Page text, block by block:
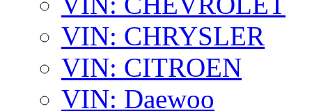
VIN: CHRYSLER
VIN: CITROEN
VIN: Daewoo